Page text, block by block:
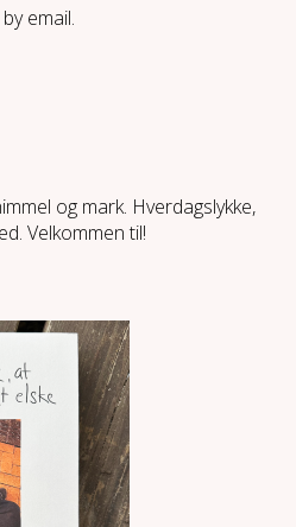
email.
og mark. Hverdagslykke,
Velkommen til!